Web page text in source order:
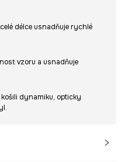
délce usnadňuje rychlé
vzoru a usnadňuje
dynamiku, opticky